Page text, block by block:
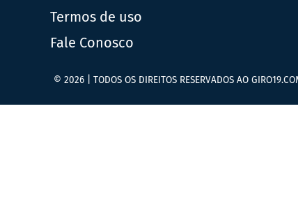
Termos de uso
Fale Conosco
© 2026 | TODOS OS DIREITOS RESERVADOS AO